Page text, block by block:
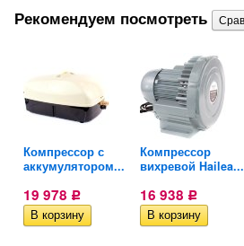
Рекомендуем посмотреть
Компрессор с
аккумулятором...
19 978 Р
Компрессор
вихревой Hailea...
16 938 Р